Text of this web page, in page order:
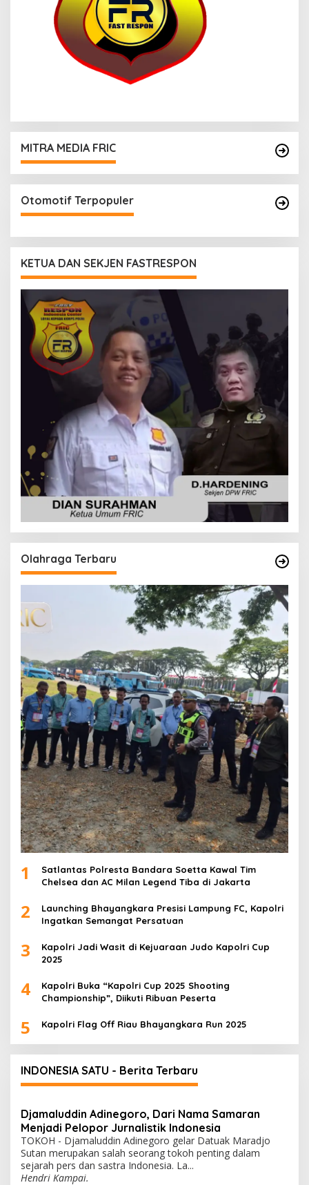
MITRA MEDIA FRIC
Otomotif Terpopuler
KETUA DAN SEKJEN FASTRESPON
Olahraga Terbaru
1
Satlantas Polresta Bandara Soetta Kawal Tim
Chelsea dan AC Milan Legend Tiba di Jakarta
2
Launching Bhayangkara Presisi Lampung FC, Kapolri
Ingatkan Semangat Persatuan
3
Kapolri Jadi Wasit di Kejuaraan Judo Kapolri Cup
2025
4
Kapolri Buka “Kapolri Cup 2025 Shooting
Championship”, Diikuti Ribuan Peserta
5 Kapolri Flag Off Riau Bhayangkara Run 2025
INDONESIA SATU - Berita Terbaru
Djamaluddin Adinegoro, Dari Nama Samaran
Menjadi Pelopor Jurnalistik Indonesia
TOKOH - Djamaluddin Adinegoro gelar Datuak Maradjo
Sutan merupakan salah seorang tokoh penting dalam
sejarah pers dan sastra Indonesia. La...
Hendri Kampai.